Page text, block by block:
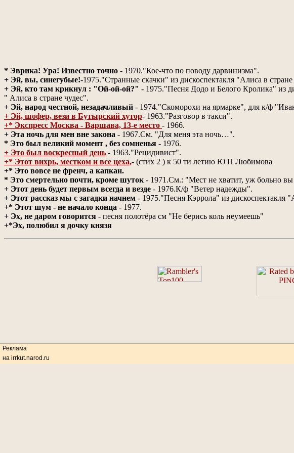
* Эврика! Ура! Известно точно - 1970."Кое-что по поводу дарвинизма".
+ Эй, вы, синегубые!-1975."Странные скачки" из дискоспектакля "Алиса в стране
+ Эй, кто там крикнул : "Ой-ой-ой?" - 1975."Песня Додо и Белого Кролика" из
" Алиса в стране чудес".
+ Эй, народ честной, незадачливый - 1974."Скоморохи на ярмарке", для к/ф
+ Эй, шофер, вези в Бутырский хутор- 1963."Разговор в такси".
+* Экспресс Москва - Варшава, 13-е место - 1966.
+ Эта ночь для мен вне закона - 1967.См. "Для меня эта ночь…".
* Это был великий момент , без сомненья - 1976.
+ Это был воскресный день - 1963."Рецидивист".
+* Этот вихрь, местком и все цеха,- (стих 2 ) к 50 ти летию Ю П Любимова
+* Это вовсе не френч, а капкан.
* Это смертельно почти, кроме шуток - 1971.См.: "Мест не хватит, уж больно
+ Этот день будет первым всегда и везде - 1976.К/ф "Ветер надежды".
+ Этот рассказ мы с загадки начнем - 1975."Песня Кэррола" из дискоспектакля
+* Этот шум - не начало конца - 1977.
+ Эх, не даром говорится - песня полотёра см "Не берись коль неумеешь"
+*Эх, полюбил я дочку князя
Реклама
на irrkut.narod.ru